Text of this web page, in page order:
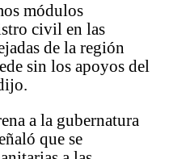
módulos
civil en las
de la región
sin los apoyos del
a la gubernatura
que se